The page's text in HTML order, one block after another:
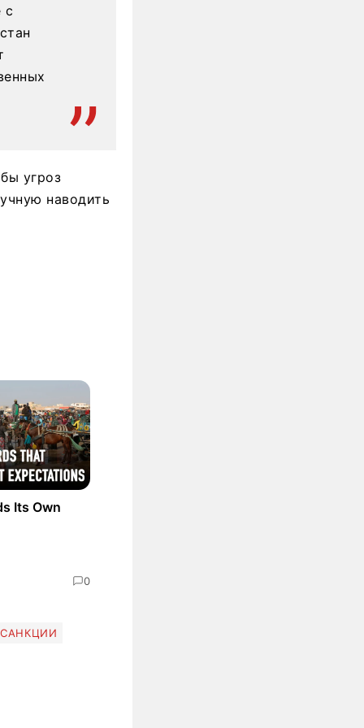
с
угроз
наводить
Its Own
0
САНКЦИИ